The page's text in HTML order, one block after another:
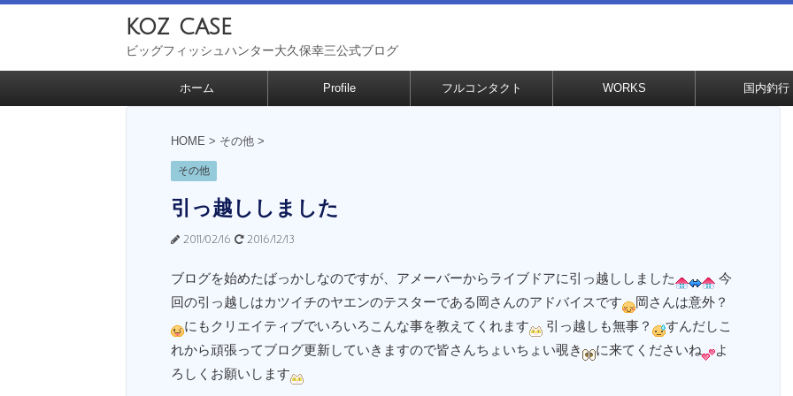
koz case
ビッグフィッシュハンター大久保幸三公式ブログ
ホーム Profile フルコンタクト WORKS 国内釣行
HOME > その他 >
その他
引っ越ししました
2011/02/16 2016/12/13
ブログを始めたばっかしなのですが、アメーバーからライブドアに引っ越ししました
今
回の引っ越しはカツイチのヤエンのテスターである岡さんのアドバイスです
岡さんは意外？
にもクリエイティブでいろいろこんな事を教えてくれます
引っ越しも無事？
すんだしこ
れから頑張ってブログ更新していきますので皆さんちょいちょい覗き
に来てくださいね
よ
ろしくお願いします